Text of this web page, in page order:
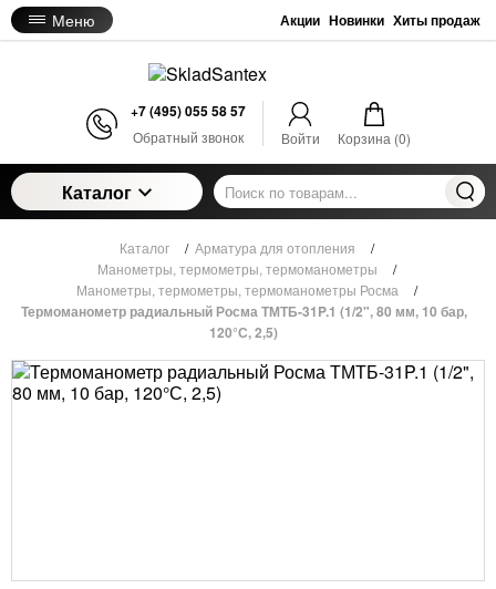
Меню Акции Новинки Хиты продаж
+7 (495) 055 58 57
Обратный звонок Войти Корзина (0)
Каталог
Каталог / Арматура для отопления
/
Манометры, термометры, термоманометры
/
Манометры, термометры, термоманометры Росма
/
Термоманометр радиальный Росма ТМТБ-31P.1 (1/2", 80 мм, 10 бар,
120°С, 2,5)